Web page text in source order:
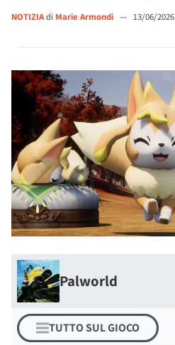
NOTIZIAdi Marie Armondi — 13/06/2026
Palworld
TUTTO SUL GIOCO